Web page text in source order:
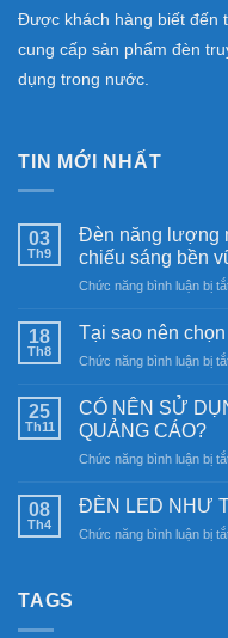
Được khách hàng biết đến
cung cấp sản phẩm đèn
dụng trong nước.
TIN MỚI NHẤT
03
Th9
Đèn năng lượng
chiếu sáng bền
Chức năng bình luận bị
18
Th8
Tại sao nên
Chức năng bình luận bị
25
Th11
CÓ NÊN SỬ
QUẢNG CÁO?
Chức năng bình luận bị
08
Th4
ĐÈN LED NHƯ
Chức năng bình luận bị
TAGS